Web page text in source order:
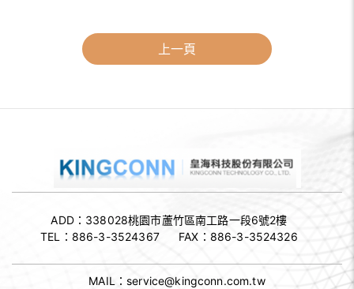
上一頁
ADD：338028桃園市蘆竹區南工路一段6號2樓
TEL： 886-3-3524367 FAX： 886-3-3524326
MAIL：service@kingconn.com.tw